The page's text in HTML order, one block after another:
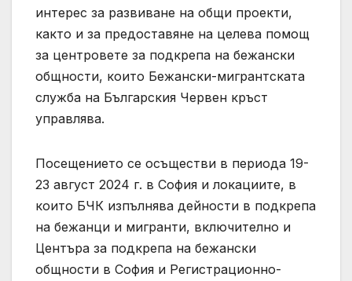
интерес за развиване на общи проекти,
както и за предоставяне на целева помощ
за центровете за подкрепа на бежански
общности, които Бежански-мигрантската
служба на Българския Червен кръст
управлява.
Посещението се осъществи в периода 19-
23 август 2024 г. в София и локациите, в
които БЧК изпълнява дейности в подкрепа
на бежанци и мигранти, включително и
Центъра за подкрепа на бежански
общности в София и Регистрационно-